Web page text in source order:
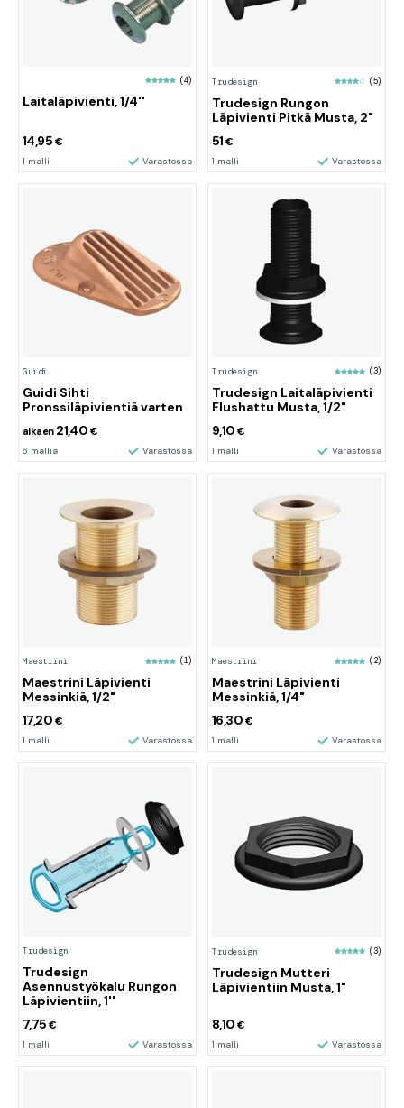
(4)
Laitaläpivienti, 1/4''
14,95 €
1 malli Varastossa
Trudesign (5)
Trudesign Rungon
Läpivienti Pitkä Musta, 2"
51€
1 malli Varastossa
Guidi
Guidi Sihti
Pronssiläpivientiä varten
alkaen 21,40 €
6 mallia Varastossa
Trudesign (3)
Trudesign Laitaläpivienti
Flushattu Musta, 1/2"
9,10€
1 malli Varastossa
Maestrini (1)
Maestrini Läpivienti
Messinkiä, 1/2"
17,20 €
1 malli Varastossa
Maestrini (2)
Maestrini Läpivienti
Messinkiä, 1/4"
16,30 €
1 malli Varastossa
Trudesign
Trudesign
Asennustyökalu Rungon
Läpivientiin, 1''
7,75€
1 malli Varastossa
Trudesign (3)
Trudesign Mutteri
Läpivientiin Musta, 1"
8,10€
1 malli Varastossa